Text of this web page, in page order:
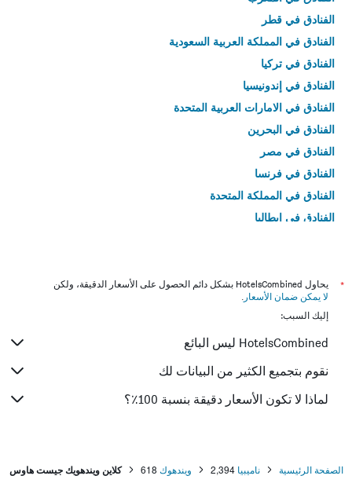
الفنادق في قطر
الفنادق في المملكة العربية السعودية
الفنادق في تركيا
الفنادق في إندونيسيا
الفنادق في الامارات العربية المتحدة
الفنادق في البحرين
الفنادق في مصر
الفنادق في فرنسا
الفنادق في المملكة المتحدة
الفنادق في إيطاليا
*
يحاول HotelsCombined بشكل دائم الحصول على الأسعار الدقيقة، ولكن
لا يمكن ضمان الأسعار .
إليك السبب:
HotelsCombined ليس البائع
نقوم بتجميع الكثير من البيانات لك
لماذا لا تكون الأسعار دقيقة بنسبة 100٪؟
الصفحة الرئيسية ناميبيا 2,394 ويندهوك 618 كلاين ويندهويك جيست هاوس